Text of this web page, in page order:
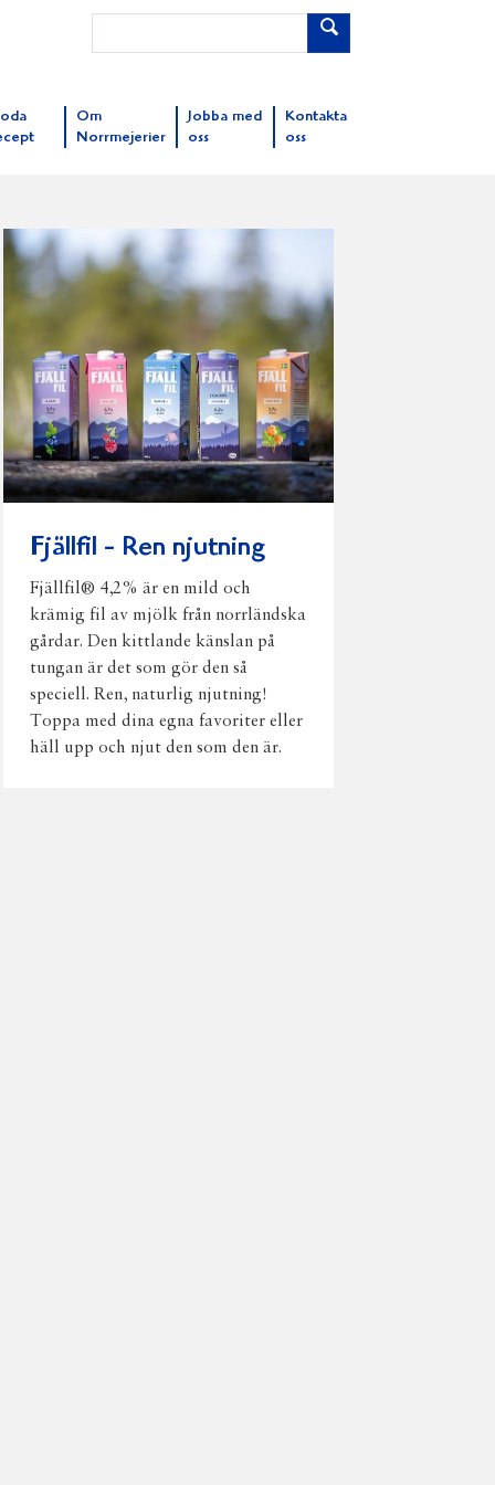
Om
Norrmejerier
Jobba med
oss
Kontakta
oss
Fjällfil - Ren njutning
Fjällfil® 4,2% är en mild och
krämig fil av mjölk från norrländska
gårdar. Den kittlande känslan på
tungan är det som gör den så
speciell. Ren, naturlig njutning!
Toppa med dina egna favoriter eller
häll upp och njut den som den är.